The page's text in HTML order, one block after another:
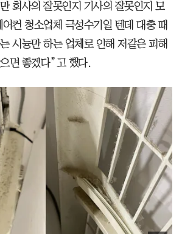
회사의 잘못인지 기사의 잘못인지 모
컨 청소업체 극성수기일 텐데 대충 때
시늉만 하는 업체로 인해 저같은 피해
면 좋겠다”고 했다.